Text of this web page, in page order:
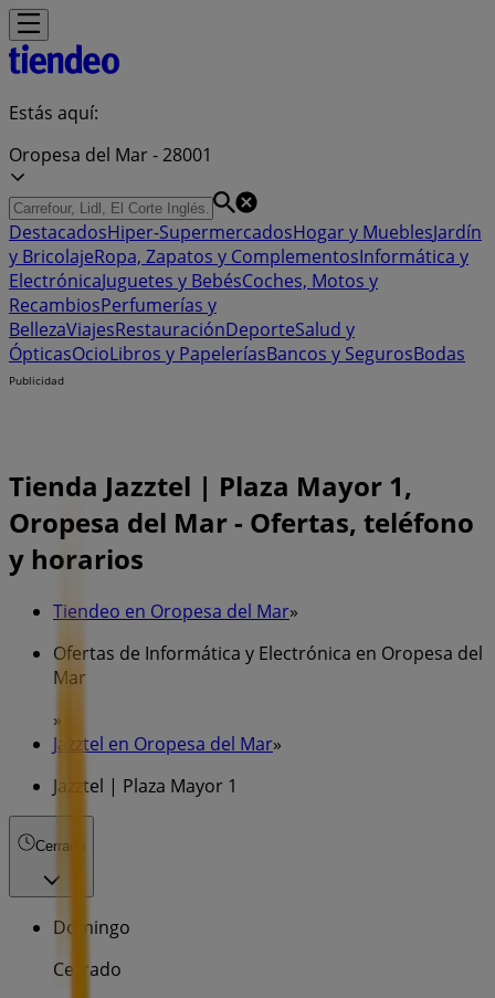
Estás aquí:
Oropesa del Mar - 28001
DestacadosHiper-SupermercadosHogar y MueblesJardín
y BricolajeRopa, Zapatos y ComplementosInformática y
ElectrónicaJuguetes y BebésCoches, Motos y
RecambiosPerfumerías y
BellezaViajesRestauraciónDeporteSalud y
ÓpticasOcioLibros y PapeleríasBancos y SegurosBodas
Publicidad
Tienda Jazztel | Plaza Mayor 1,
Oropesa del Mar - Ofertas, teléfono
y horarios
Tiendeo en Oropesa del Mar»
Ofertas de Informática y Electrónica en Oropesa del
Mar
»
Jazztel en Oropesa del Mar»
Jazztel | Plaza Mayor 1
Cerrado
Domingo
Cerrado